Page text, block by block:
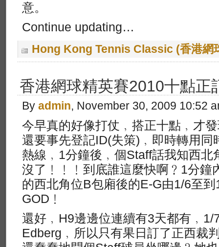
意。
Continue updating…
Hong Kong Tennis Classic (香港網
香港網球精英賽2010十點正
By admin, November 30, 2009 10:52
今早真的好像打仗﹐搭正十點﹐才
還要事先登記ID(失策)﹐即時轉用同
熱線﹐1分鐘後﹐個Staff話我知西北
沒了﹗﹗﹗到底誰這麼快啊﹖1分鐘
的西北角位B包廂後的E-G由1/6至
GOD﹗
還好﹐H9邊邊位連續有3天都有
Edberg﹐所以只有果日訂了正西裁